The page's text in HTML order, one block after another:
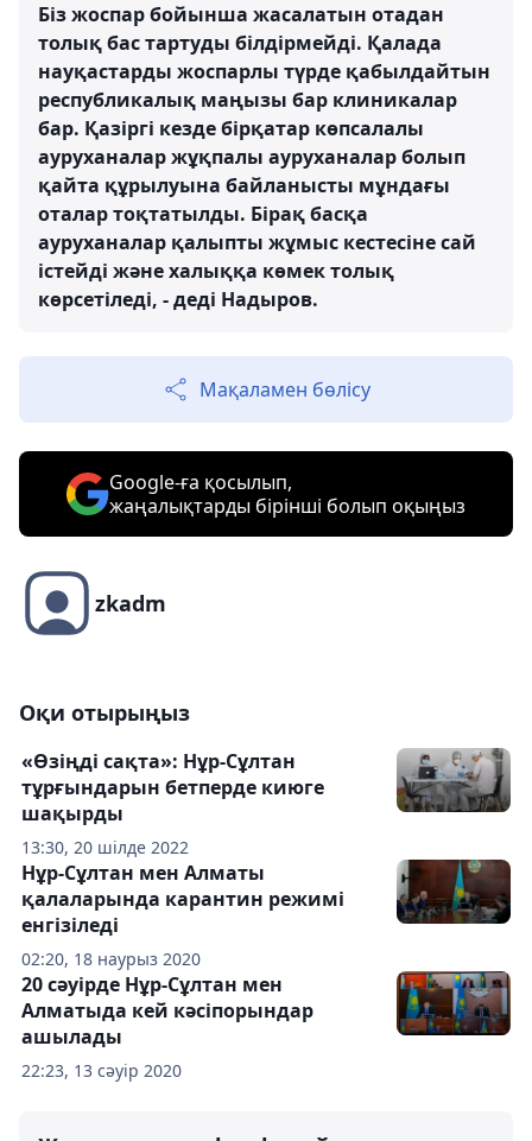
Біз жоспар бойынша жасалатын отадан
толық бас тартуды білдірмейді. Қалада
науқастарды жоспарлы түрде қабылдайтын
республикалық маңызы бар клиникалар
бар. Қазіргі кезде бірқатар көпсалалы
ауруханалар жұқпалы ауруханалар болып
қайта құрылуына байланысты мұндағы
оталар тоқтатылды. Бірақ басқа
ауруханалар қалыпты жұмыс кестесіне сай
істейді және халыққа көмек толық
көрсетіледі, - деді Надыров.
Мақаламен бөлісу
Google-ға қосылып,
жаңалықтарды бірінші болып оқыңыз
zkadm
Оқи отырыңыз
13:30, 20 шілде 2022
«Өзіңді сақта»: Нұр-Сұлтан
тұрғындарын бетперде киюге
шақырды
02:20, 18 наурыз 2020
Нұр-Сұлтан мен Алматы
қалаларында карантин режимі
енгізіледі
22:23, 13 сәуір 2020
20 сәуірде Нұр-Сұлтан мен
Алматыда кей кәсіпорындар
ашылады